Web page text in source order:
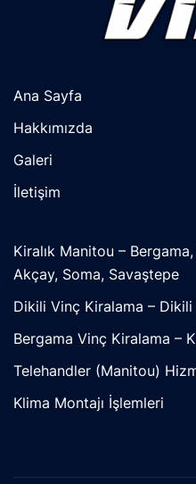
Ana Sayfa
Hakkımızda
Galeri
İletişim
Kiralık Manitou – Bergama,
Akçay, Soma, Savaştepe
Dikili Vinç Kiralama – Dikili
Bergama Vinç Kiralama –
Telehandler (Manitou)
Klima Montajı İşlemleri